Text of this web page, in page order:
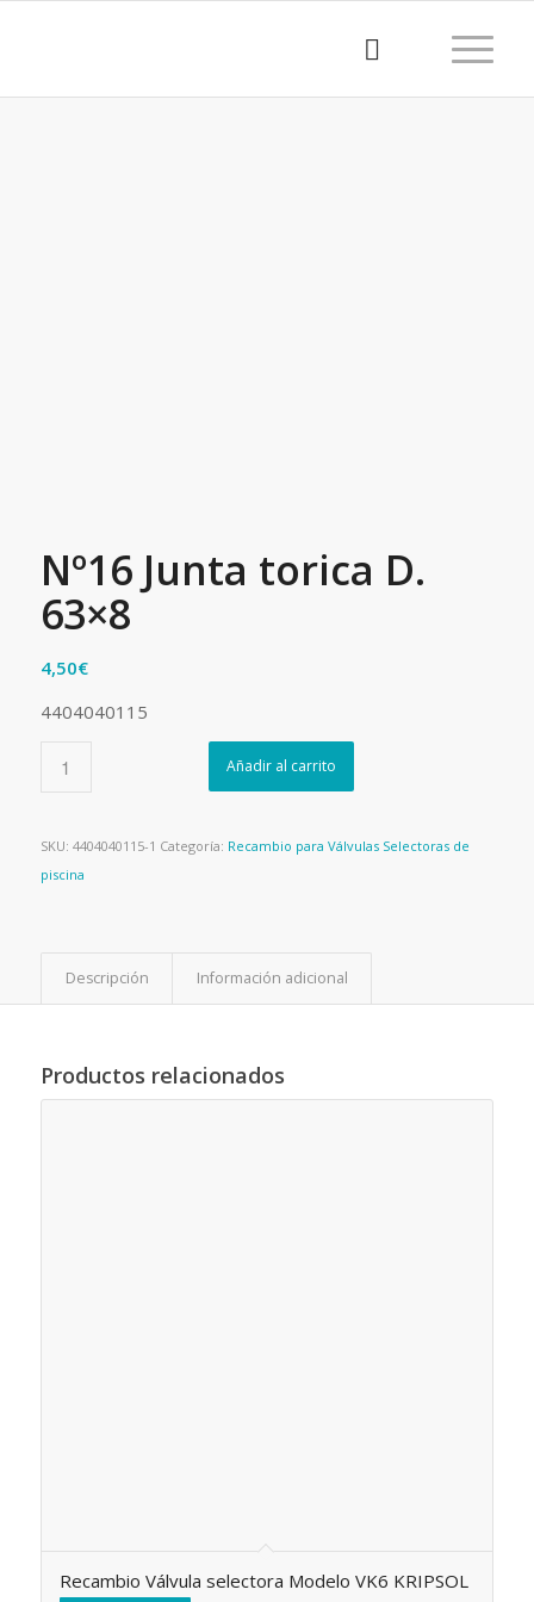
Nº16 Junta torica D.
63×8
4,50€
4404040115
Añadir al carrito
SKU: 4404040115-1 Categoría: Recambio para Válvulas Selectoras de
piscina
Descripción Información adicional
Productos relacionados
Recambio Válvula selectora Modelo VK6 KRIPSOL